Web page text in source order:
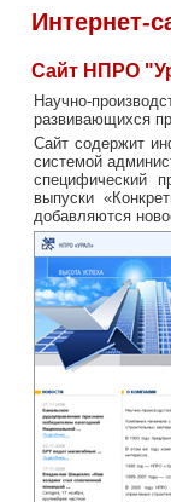
Интернет-
Сайт НПРО
Научно-
развивающихся
Сайт содержит
системой
специфический
выпуски
добавляются